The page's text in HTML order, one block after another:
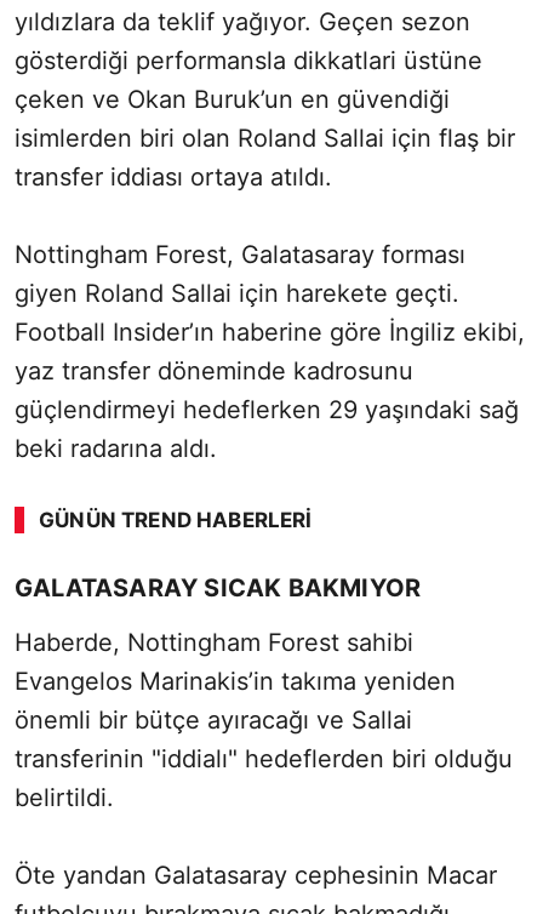
yıldızlara da teklif yağıyor. Geçen sezon
gösterdiği performansla dikkatlari üstüne
çeken ve Okan Buruk’un en güvendiği
isimlerden biri olan Roland Sallai için flaş bir
transfer iddiası ortaya atıldı.
Nottingham Forest, Galatasaray forması
giyen Roland Sallai için harekete geçti.
Football Insider’ın haberine göre İngiliz ekibi,
yaz transfer döneminde kadrosunu
güçlendirmeyi hedeflerken 29 yaşındaki sağ
beki radarına aldı.
GÜNÜN TREND HABERLERI
GALATASARAY SICAK BAKMIYOR
Haberde, Nottingham Forest sahibi
Evangelos Marinakis’in takıma yeniden
önemli bir bütçe ayıracağı ve Sallai
transferinin "iddialı" hedeflerden biri olduğu
belirtildi.
Öte yandan Galatasaray cephesinin Macar